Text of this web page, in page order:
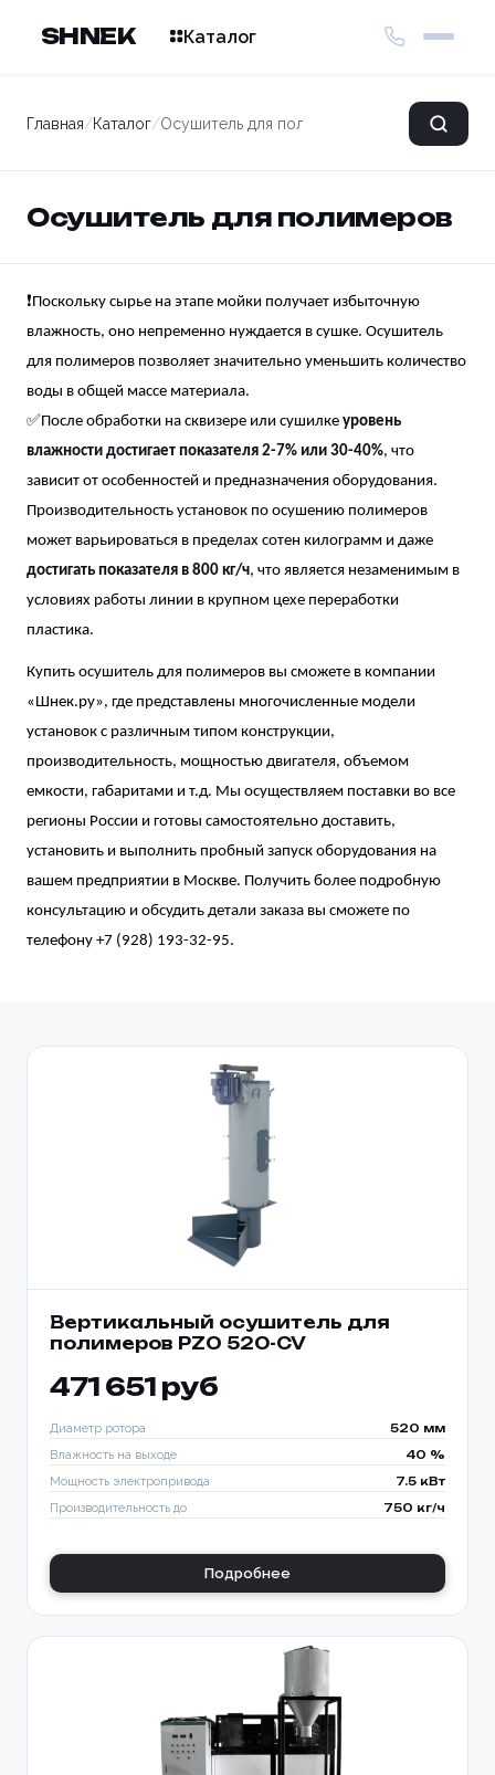
SHNEK Каталог
Главная/Каталог/Осушитель для полимеров
Осушитель для полимеров
❗Поскольку сырье на этапе мойки получает избыточную
влажность, оно непременно нуждается в сушке. Осушитель
для полимеров позволяет значительно уменьшить количество
воды в общей массе материала.
✅После обработки на сквизере или сушилке уровень
влажности достигает показателя 2-7% или 30-40%, что
зависит от особенностей и предназначения оборудования.
Производительность установок по осушению полимеров
может варьироваться в пределах сотен килограмм и даже
достигать показателя в 800 кг/ч, что является незаменимым в
условиях работы линии в крупном цехе переработки
пластика.
Купить осушитель для полимеров вы сможете в компании
«Шнек.ру», где представлены многочисленные модели
установок с различным типом конструкции,
производительность, мощностью двигателя, объемом
емкости, габаритами и т.д. Мы осуществляем поставки во все
регионы России и готовы самостоятельно доставить,
установить и выполнить пробный запуск оборудования на
вашем предприятии в Москве. Получить более подробную
консультацию и обсудить детали заказа вы сможете по
телефону +7 (928) 193-32-95.
Вертикальный осушитель для
полимеров PZO 520-CV
471 651 руб
Диаметр ротора 520 мм
Влажность на выходе 40 %
Мощность электропривода 7.5 кВт
Производительность до 750 кг/ч
Подробнее